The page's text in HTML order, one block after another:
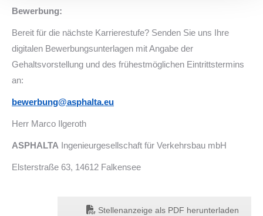
Bewerbung:
Bereit für die nächste Karrierestufe? Senden Sie uns Ihre
digitalen Bewerbungsunterlagen mit Angabe der
Gehaltsvorstellung und des frühestmöglichen Eintrittstermins
an:
bewerbung@asphalta.eu
Herr Marco Ilgeroth
ASPHALTA Ingenieurgesellschaft für Verkehrsbau mbH
Elsterstraße 63, 14612 Falkensee
Stellenanzeige als PDF herunterladen